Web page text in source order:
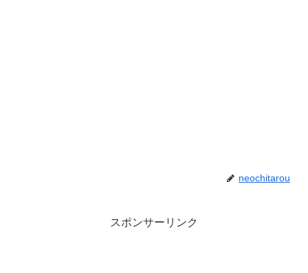
neochitarou
スポンサーリンク